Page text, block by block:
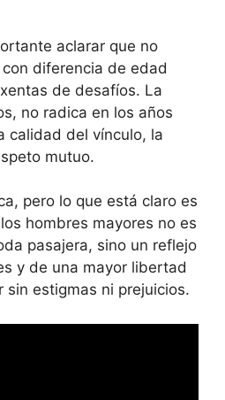
aclarar que no
diferencia de edad
de desafíos. La
no radica en los años
calidad del vínculo, la
mutuo.
pero lo que está claro es
hombres mayores no es
pasajera, sino un reflejo
y de una mayor libertad
sin estigmas ni prejuicios.